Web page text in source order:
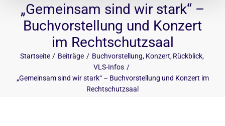
„Gemeinsam sind wir stark“ –
Buchvorstellung und Konzert
im Rechtschutzsaal
Startseite Beiträge Buchvorstellung Konzert Rückblick
VLS-Infos
„Gemeinsam sind wir stark“ – Buchvorstellung und Konzert im
Rechtschutzsaal